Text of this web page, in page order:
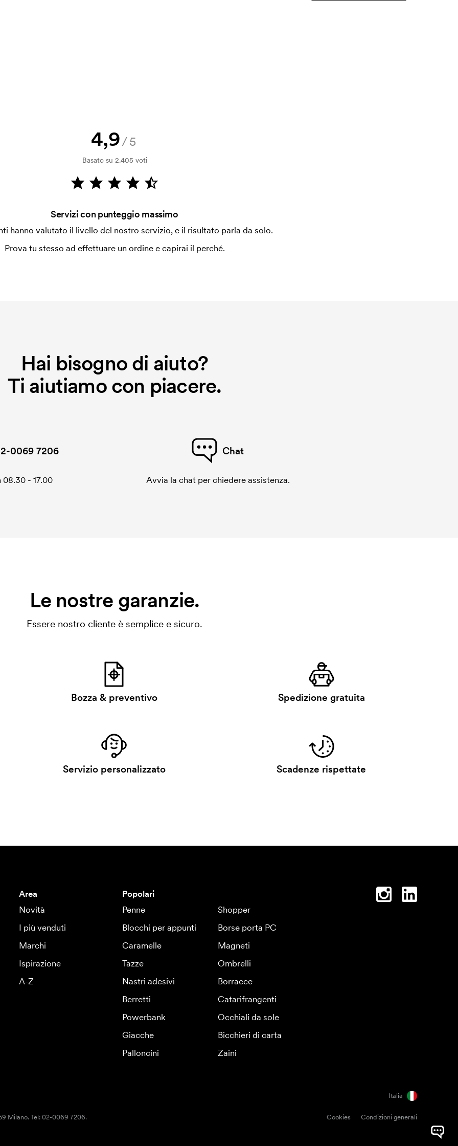
personalizzazione. Il costo iniziale
Questo costo si applica anche se
4,9/5
Basato su 2.405 voti
Servizi con punteggio massimo
hanno valutato il livello del nostro servizio, e il risultato parla da solo.
Prova tu stesso ad effettuare un ordine e capirai il perché.
Hai bisogno di aiuto?
Ti aiutiamo con piacere.
0069 7206
08.30 - 17.00
Chat
Avvia la chat per chiedere assistenza.
Le nostre garanzie.
Essere nostro cliente è semplice e sicuro.
Bozza & preventivo Spedizione gratuita
Servizio personalizzato Scadenze rispettate
Area
Novità
I più venduti
Marchi
Ispirazione
A-Z
Popolari
Penne
Shopper
Blocchi per appunti
Borse porta PC
Caramelle
Magneti
Tazze
Ombrelli
Nastri adesivi
Borracce
Berretti
Catarifrangenti
Powerbank
Occhiali da sole
Giacche
Bicchieri di carta
Palloncini
Zaini
Italia
Cookies Condizioni generali
Milano. Tel: 02-0069 7206.